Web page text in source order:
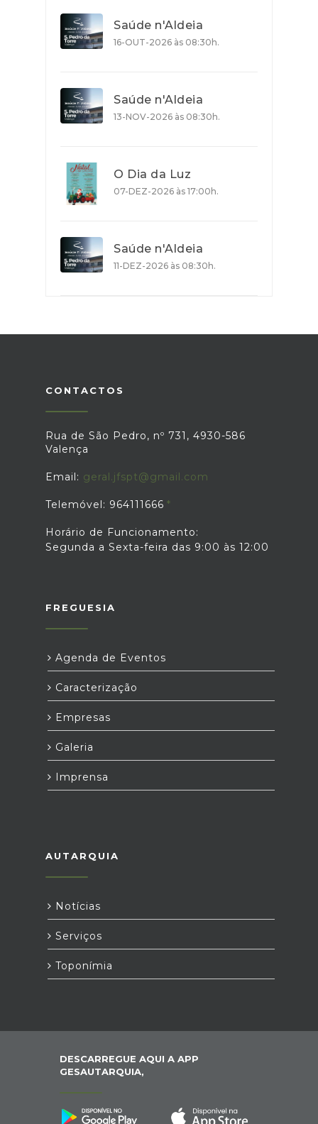
Saúde n'Aldeia
16-OUT-2026 às 08:30h.
Saúde n'Aldeia
13-NOV-2026 às 08:30h.
O Dia da Luz
07-DEZ-2026 às 17:00h.
Saúde n'Aldeia
11-DEZ-2026 às 08:30h.
CONTACTOS
Rua de São Pedro, nº 731, 4930-586
Valença
Email: geral.jfspt@gmail.com
Telemóvel: 964111666
Horário de Funcionamento:
Segunda a Sexta-feira das 9:00 às 12:00
FREGUESIA
Agenda de Eventos
Caracterização
Empresas
Galeria
Imprensa
AUTARQUIA
Notícias
Serviços
Toponímia
DESCARREGUE AQUI A APP
GESAUTARQUIA,